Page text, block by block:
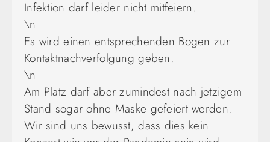
Infektion darf leider nicht mitfeiern.
\n
Es wird einen entsprechenden Bogen zur
Kontaktnachverfolgung geben.
\n
Am Platz darf aber zumindest nach jetzigem
Stand sogar ohne Maske gefeiert werden.
Wir sind uns bewusst, dass dies kein